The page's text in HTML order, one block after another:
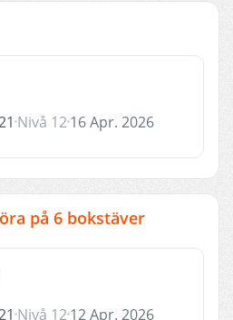
Nivå 1216 Apr. 2026
på 6 bokstäver
Nivå 1212 Apr. 2026